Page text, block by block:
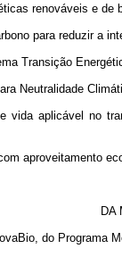
renováveis e de
para reduzir a
Transição
Neutralidade
vida aplicável no
aproveitamento
DA
do Programa